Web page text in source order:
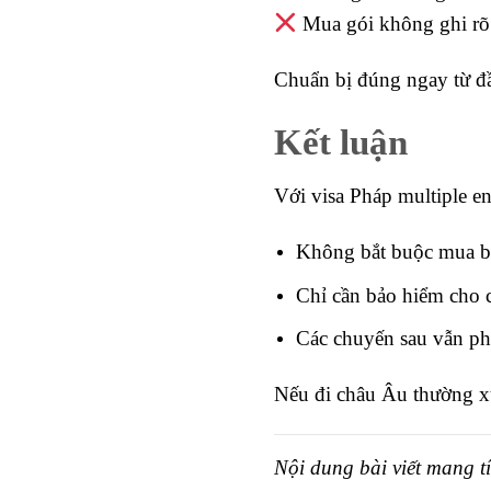
Mua gói không ghi
Chuẩn bị đúng ngay từ
Kết luận
Với visa Pháp multiple
Không bắt buộc mua
Chỉ cần bảo hiểm cho
Các chuyến sau vẫn
Nếu đi châu Âu thường
Nội dung bài viết mang